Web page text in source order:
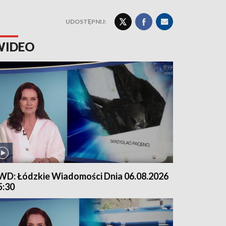
UDOSTĘPNIJ:
Łódzkie Wiadomości Dnia 06.08.2026